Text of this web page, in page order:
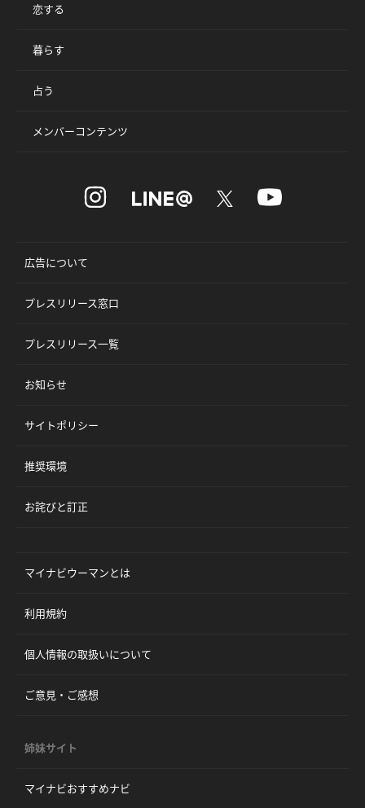
恋する
暮らす
占う
メンバーコンテンツ
広告について
プレスリリース窓口
プレスリリース一覧
お知らせ
サイトポリシー
推奨環境
お詫びと訂正
マイナビウーマンとは
利用規約
個人情報の取扱いについて
ご意見・ご感想
姉妹サイト
マイナビおすすめナビ